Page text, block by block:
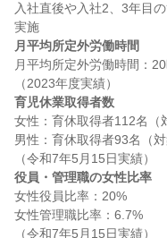
入社直後や入社2、3年目
月平均所定外労働時間
月平均所定外労働時間：
育児休業取得者数
女性：育休取得者112名（
男性：育休取得者93名（対
役員・管理職の女性比率
女性役員比率：20%
女性管理職比率：6.7%